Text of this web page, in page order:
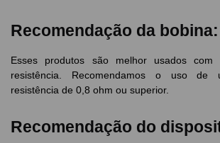
Recomendação da bobina:
Esses produtos são melhor usados com
resistência. Recomendamos o uso de
resistência de 0,8 ohm ou superior.
Recomendação do